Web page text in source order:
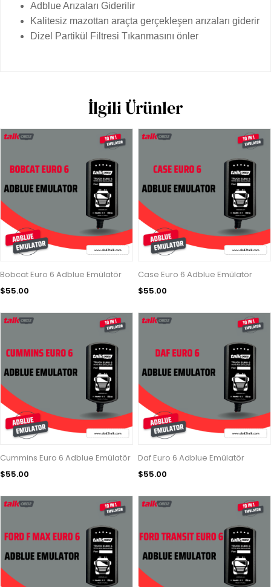
Adblue Arızaları Giderilir
Kalitesiz mazottan araçta gerçekleşen arızaları giderir
Dizel Partikül Filtresi Tıkanmasını önler
İlgili Ürünler
Bobcat Euro 6 Adblue Emülatör
$55.00
Case Euro 6 Adblue Emülatör
$55.00
Cummins Euro 6 Adblue Emülatör
$55.00
Daf Euro 6 Adblue Emülatör
$55.00